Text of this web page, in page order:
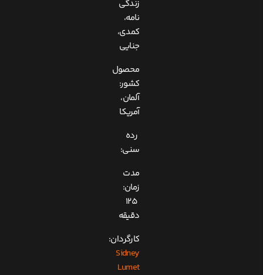
زندگی
نامه،
کمدی،
جنایی
محصول
کشور:
آلمان،
آمریکا
رده
سنی:
مدت
زمان:
125
دقیقه
کارگردان:
Sidney
Lumet